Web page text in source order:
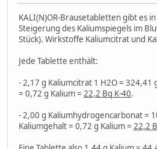
KALI(N)OR-Brausetabletten gibt es
Steigerung des Kaliumspiegels im
Stück). Wirkstoffe Kaliumcitrat und
Jede Tablette enthält:
- 2,17 g Kaliumcitrat 1 H2O = 324,41
= 0,72 g Kalium = 22,2 Bq K-40.
- 2,00 g Kaliumhydrogencarbonat =
Kaliumgehalt = 0,72 g Kalium = 22,2